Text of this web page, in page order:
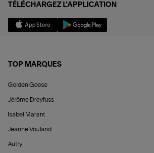
TÉLÉCHARGEZ L'APPLICATION
TOP MARQUES
Golden Goose
Jérôme Dreyfuss
Isabel Marant
Jeanne Vouland
Autry